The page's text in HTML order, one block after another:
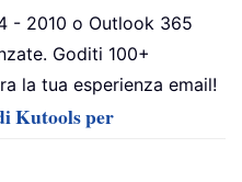
- 2010 o Outlook 365
Goditi 100+
la tua esperienza email!
Kutools per